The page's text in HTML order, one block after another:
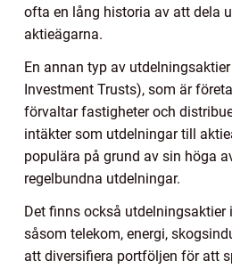
ofta en lång historia av att dela
aktieägarna.
En annan typ av utdelningsaktier
Investment Trusts), som är
förvaltar fastigheter och
intäkter som utdelningar till
populära på grund av sin höga
regelbundna utdelningar.
Det finns också utdelningsaktier
såsom telekom, energi,
att diversifiera portföljen för att